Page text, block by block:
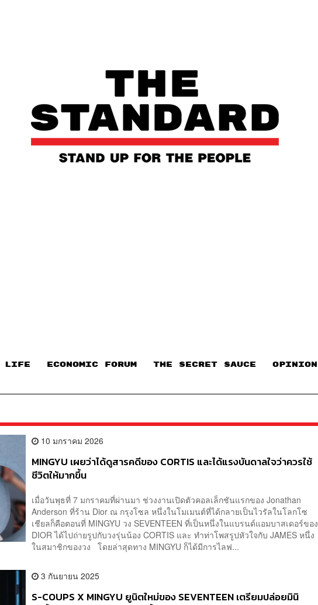
LIFE ECONOMIC FORUM THE SECRET SAUCE​ OPINION
10 มกราคม 2026
MINGYU เผยว่าได้ดูสารคดีของ CORTIS และได้แรงบันดาลใจว่าควรใช้
ชีวิตให้มากขึ้น
เมื่อวันพุธที่ 7 มกราคมที่ผ่านมา ช่วงงานเปิดตัวคอลเล็กชันแรกของ Jonathan
Anderson ที่ร้าน Dior ณ กรุงโซล หนึ่งในโมเมนต์ที่ได้กลายเป็นไวรัลในโลกโซ
เชียลก็คือตอนที่ MINGYU วง SEVENTEEN ที่เป็นหนึ่งในแบรนด์แอมบาสเดอร์ของ
DIOR ได้ไปถ่ายรูปกับวงรุ่นน้อง CORTIS และ ทำท่าโพสรูปหัวใจกับ JAMES หนึ่ง
ในสมาชิกของวง โดยล่าสุดทาง MINGYU ก็ได้มีการไลฟ...
3 กันยายน 2025
S-COUPS X MINGYU ยูนิตใหม่ของ SEVENTEEN เตรียมปล่อยมินิ